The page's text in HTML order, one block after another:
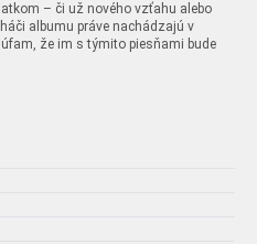
– či už nového vzťahu alebo
albumu práve nachádzajú v
že im s týmito piesňami bude